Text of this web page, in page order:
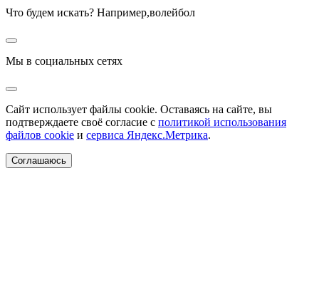
Что будем искать? Например,волейбол
Мы в социальных сетях
Сайт использует файлы cookie. Оставаясь на сайте, вы
подтверждаете своё согласие с политикой использования
файлов cookie и сервиса Яндекс.Метрика.
Соглашаюсь